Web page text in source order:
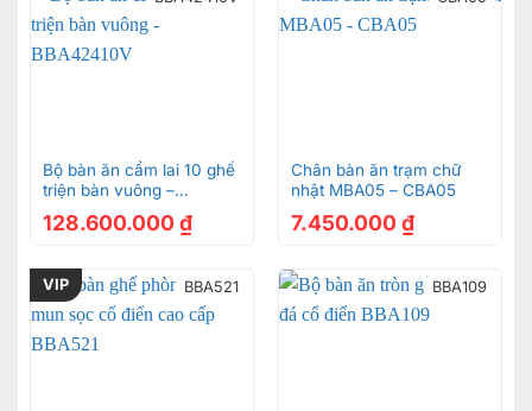
nội thất được giới nhà giàu quan tâm nhiều đến. Mỗi
sản phẩm ở Sơn Đông làm ra đều đặt rất nhiều tâm
huyết, tốn khá nhiều thời gian và công sức tất cả
Bộ bàn ăn cẩm lai 10 ghế
triện bàn vuông –
128.600.000 ₫
Chân bàn ăn trạm chữ
nhật MBA05 – CBA05
7.450.000 ₫
VIP BBA521 BBA109